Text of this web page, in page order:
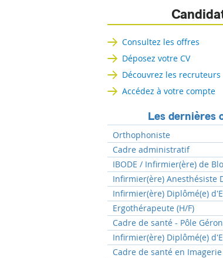
Consultez les offres
Déposez votre CV
Découvrez les recruteurs
Accédez à votre compte
Les dernières
Orthophoniste
Cadre administratif
IBODE / Infirmier(ère) de
Infirmier(ère) Anesthésiste
Infirmier(ère) Diplômé(e)
Ergothérapeute (H/F)
Cadre de santé - Pôle
Infirmier(ère) Diplômé(e)
Cadre de santé en